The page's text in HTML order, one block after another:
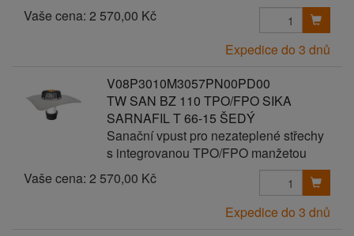
Vaše cena: 2 570,00 Kč
Expedice do 3 dnů
V08P3010M3057PN00PD00
TW SAN BZ 110 TPO/FPO SIKA
SARNAFIL T 66-15 ŠEDÝ
Sanační vpust pro nezateplené střechy
s integrovanou TPO/FPO manžetou
Vaše cena: 2 570,00 Kč
Expedice do 3 dnů